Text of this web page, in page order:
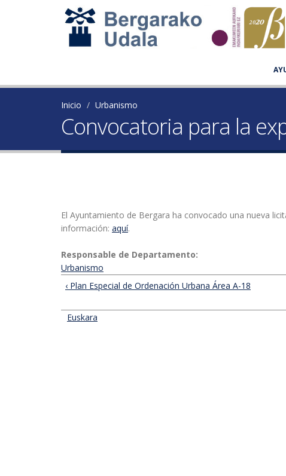
Inicio Urbanismo
Convocatoria para la
El Ayuntamiento de Bergara ha convocado una nueva
información: aquí.
Responsable de Departamento:
Urbanismo
‹ Plan Especial de Ordenación Urbana Área A-18
Euskara